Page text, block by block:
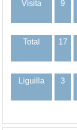
Visita 9
Total 17
Liguilla 3